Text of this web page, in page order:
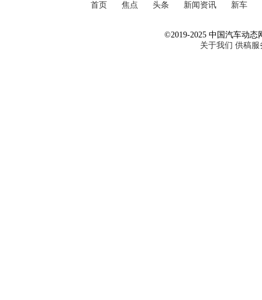
首页 焦点 头条 新闻资讯 新车
©2019-2025 中国汽车动态
关于我们 供稿服